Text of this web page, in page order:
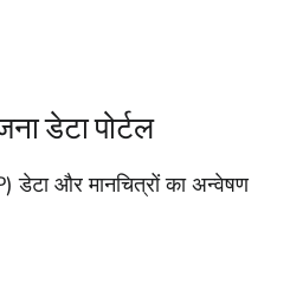
डेटा पोर्टल
डेटा और मानचित्रों का अन्वेषण